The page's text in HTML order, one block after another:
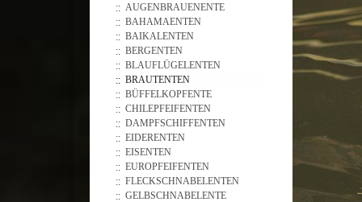
AUGENBRAUENENTE
BAHAMAENTEN
BAIKALENTEN
BERGENTEN
BLAUFLÜGELENTEN
BRAUTENTEN
BÜFFELKOPFENTE
CHILEPFEIFENTEN
DAMPFSCHIFFENTEN
EIDERENTEN
EISENTEN
EUROPFEIFENTEN
FLECKSCHNABELENTEN
GELBSCHNABELENTE